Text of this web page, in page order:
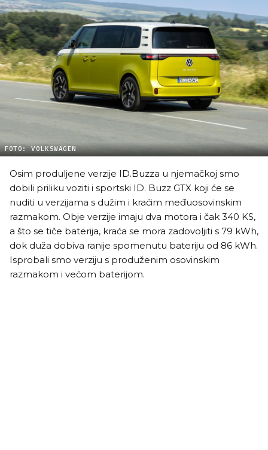
FOTO: VOLKSWAGEN
Osim produljene verzije ID.Buzza u njemačkoj smo
dobili priliku voziti i sportski ID. Buzz GTX koji će se
nuditi u verzijama s dužim i kraćim međuosovinskim
razmakom. Obje verzije imaju dva motora i čak 340 KS,
a što se tiče baterija, kraća se mora zadovoljiti s 79 kWh,
dok duža dobiva ranije spomenutu bateriju od 86 kWh.
Isprobali smo verziju s produženim osovinskim
razmakom i većom baterijom.